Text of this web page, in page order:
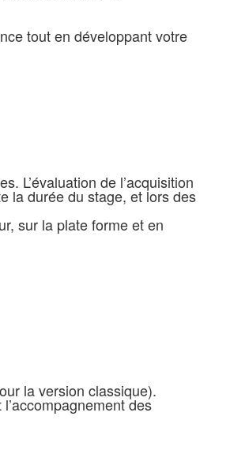
tout en développant votre
L’évaluation de l’acquisition
la durée du stage, et lors des
sur la plate forme et en
la version classique).
des